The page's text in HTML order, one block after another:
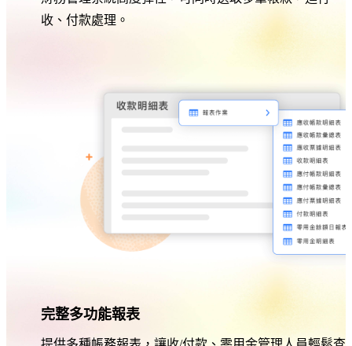
收、付款處理。
完整多功能報表